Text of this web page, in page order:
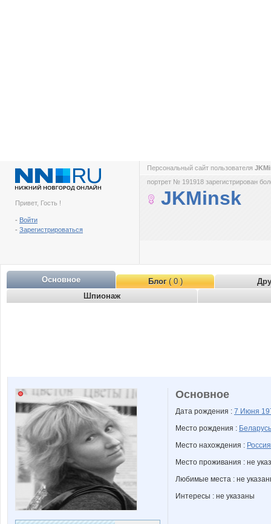
Привет, Гость !
- Войти
- Зарегистрироваться
Персональный сайт пользователя
портрет № 191918 зарегистрирован
JKMinsk
Основное Блог( 0 )
Шпионаж
Основное
Дата рождения : 7 Июня
Место рождения : Беларусь
Место нахождения : Россия
Место проживания : не
Любимые места : не
Интересы : не указаны